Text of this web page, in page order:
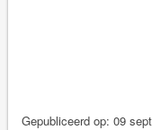
Gepubliceerd op: 09